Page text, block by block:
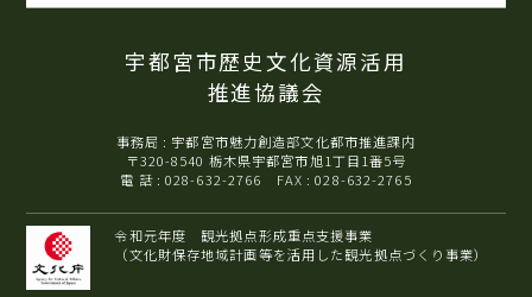
宇都宮市歴史文化資源活用
推進協議会
事務局 : 宇都宮市魅力創造部文化都市推進課内
〒320-8540 栃木県宇都宮市旭1丁目1番5号
電 話 : 028-632-2766 FAX : 028-632-2765
令和元年度 観光拠点形成重点支援事業
（文化財保存地域計画等を活用した観光拠点づくり事業）